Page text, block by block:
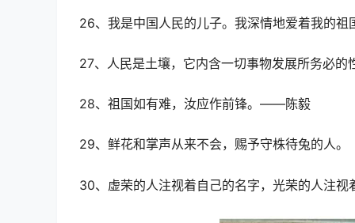
26、我是中国人民的儿子。我深情地爱着我的祖
27、人民是土壤，它内含一切事物发展所务必
28、祖国如有难，汝应作前锋。——陈毅
29、鲜花和掌声从来不会，赐予守株待兔的人。
30、虚荣的人注视着自己的名字，光荣的人注